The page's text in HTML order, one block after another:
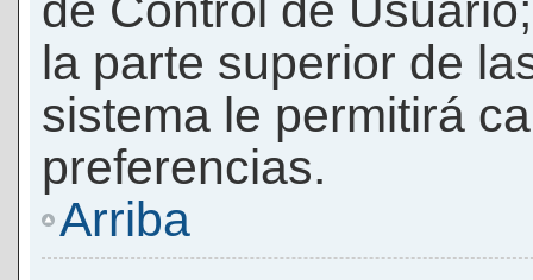
la parte superior de
sistema le permitirá
preferencias.
Arriba